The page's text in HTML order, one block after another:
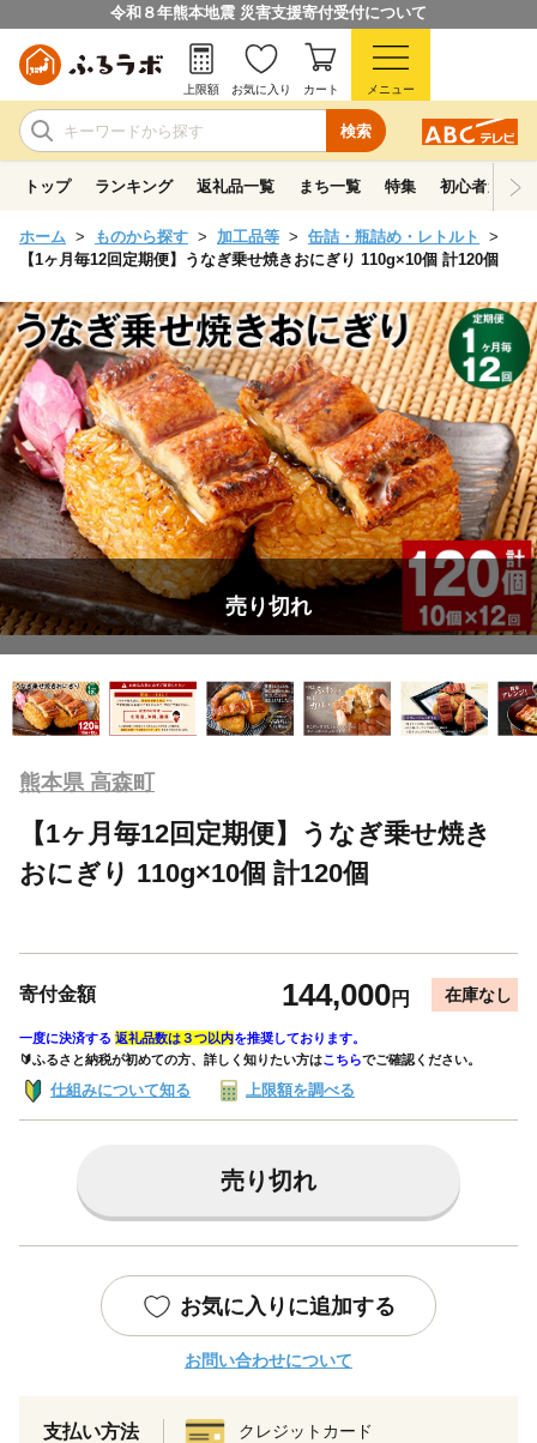
令和８年熊本地震 災害支援寄付受付について
検索
上限額 お気に入り カート メニュー
トップ ランキング 返礼品一覧 まち一覧 特集 初心者ガイド
ホーム ものから探す 加工品等
缶詰・瓶詰め・レトルト
【1ヶ月毎12回定期便】うなぎ乗せ焼きおにぎり 110g×10個 計120個
売り切れ
熊本県 高森町
【1ヶ月毎12回定期便】うなぎ乗せ焼き
おにぎり 110g×10個 計120個
寄付金額 144,000円 在庫なし
一度に決済する 返礼品数は３つ以内を推奨しております。
🔰ふるさと納税が初めての方、詳しく知りたい方はこちらでご確認ください。
仕組みについて知る 上限額を調べる
売り切れ
お気に入りに追加する
お問い合わせについて
支払い方法 クレジットカード